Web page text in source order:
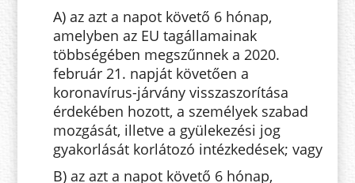
A) az azt a napot követő 6 hónap,
amelyben az EU tagállamainak
többségében megszűnnek a 2020.
február 21. napját követően a
koronavírus-járvány visszaszorítása
érdekében hozott, a személyek szabad
mozgását, illetve a gyülekezési jog
gyakorlását korlátozó intézkedések; vagy
B) az azt a napot követő 6 hónap,